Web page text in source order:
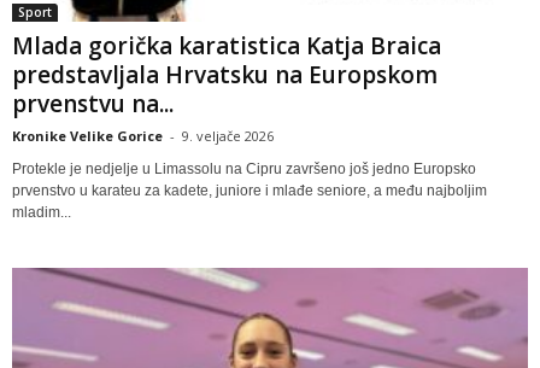
Sport
Mlada gorička karatistica Katja Braica
predstavljala Hrvatsku na Europskom
prvenstvu na...
Kronike Velike Gorice - 9. veljače 2026
Protekle je nedjelje u Limassolu na Cipru završeno još jedno Europsko
prvenstvo u karateu za kadete, juniore i mlađe seniore, a među najboljim
mladim...